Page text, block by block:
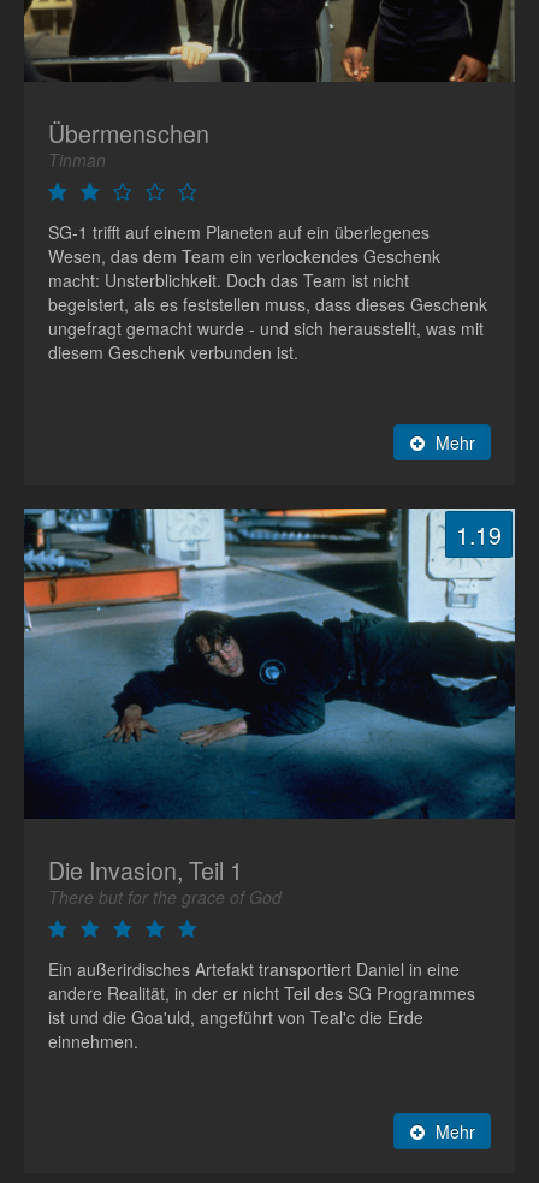
Übermenschen
Tinman
SG-1 trifft auf einem Planeten auf ein überlegenes
Wesen, das dem Team ein verlockendes Geschenk
macht: Unsterblichkeit. Doch das Team ist nicht
begeistert, als es feststellen muss, dass dieses Geschenk
ungefragt gemacht wurde - und sich herausstellt, was mit
diesem Geschenk verbunden ist.
Mehr
1.19
Die Invasion, Teil 1
There but for the grace of God
Ein außerirdisches Artefakt transportiert Daniel in eine
andere Realität, in der er nicht Teil des SG Programmes
ist und die Goa'uld, angeführt von Teal'c die Erde
einnehmen.
Mehr